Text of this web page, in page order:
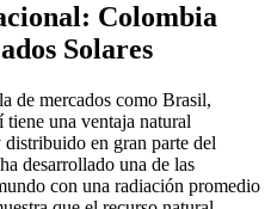
Colombia
Solares
de mercados como Brasil,
una ventaja natural
en gran parte del
desarrollado una de las
con una radiación promedio